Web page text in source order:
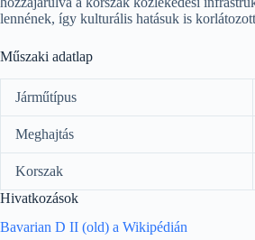
lennének, így kulturális hatásuk is
Műszaki adatlap
Járműtípus
Meghajtás
Korszak
Hivatkozások
Bavarian D II (old) a Wikipédián